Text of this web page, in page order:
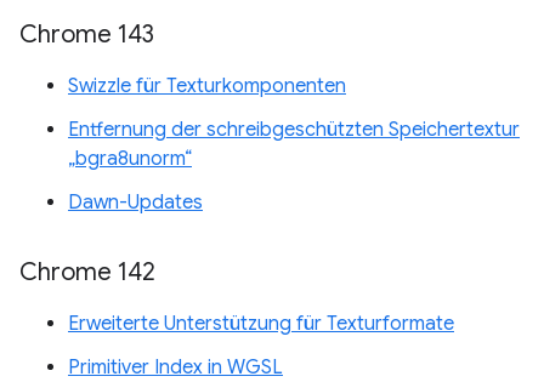
Chrome 143
Swizzle für Texturkomponenten
Entfernung der schreibgeschützten Speichertextur
„bgra8unorm“
Dawn-Updates
Chrome 142
Erweiterte Unterstützung für Texturformate
Primitiver Index in WGSL